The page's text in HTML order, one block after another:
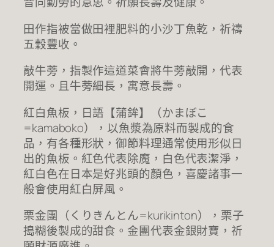
田作指被當做田裡肥料的小沙丁魚乾，祈禱
五穀豐收。
敲牛蒡，指製作這道菜會將牛蒡敲開，代表
開運。且牛蒡細長，寓意長壽。
紅白魚板，日語【蒲鉾】（かまぼこ
=kamaboko），以魚漿為原料而製成的食
品，有各種形狀，御節料理通常使用形似日
出的魚板。紅色代表除魔，白色代表潔淨，
紅白色在日本是好兆頭的顏色，喜慶諸事一
般會使用紅白屏風。
栗金團（くりきんとん=kurikinton），栗子
搗糊後製成的甜食。金團代表金銀財寶，祈